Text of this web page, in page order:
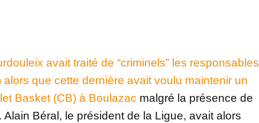
avait traité de “criminels” les responsables
que cette dernière avait voulu maintenir un
Basket (CB) à Boulazac malgré la présence de
Béral, le président de la Ligue, avait alors